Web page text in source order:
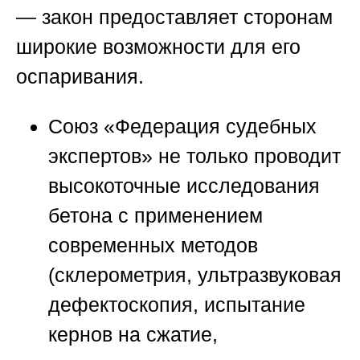
— закон предоставляет сторонам
широкие возможности для его
оспаривания.
Союз «Федерация судебных
экспертов» не только проводит
высокоточные исследования
бетона с применением
современных методов
(склерометрия, ультразвуковая
дефектоскопия, испытание
кернов на сжатие,